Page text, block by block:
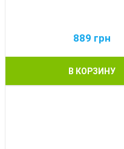
889 грн
В КОРЗИНУ